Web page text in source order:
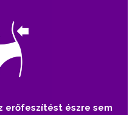
erőfeszítést észre sem